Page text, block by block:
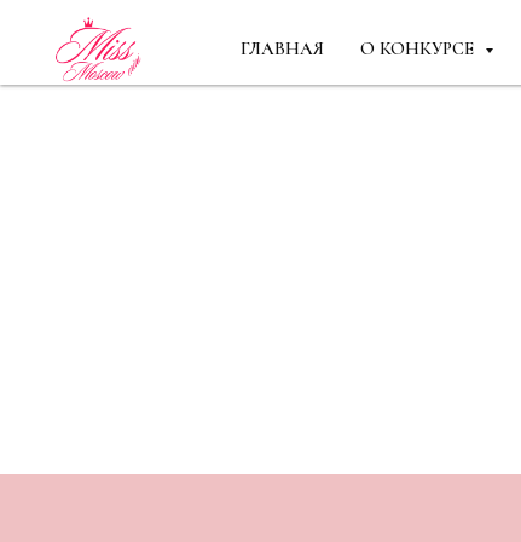
ГЛАВНАЯ О КОНКУРСЕ